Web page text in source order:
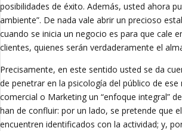
posibilidades de éxito. Además, usted ahora
ambiente”. De nada vale abrir un precioso
cuando se inicia un negocio es para que cale
clientes, quienes serán verdaderamente el
Precisamente, en este sentido usted se da
de penetrar en la psicología del público de
comercial o Marketing un “enfoque integral”
han de confluir: por un lado, se pretende que
encuentren identificados con la actividad; y,